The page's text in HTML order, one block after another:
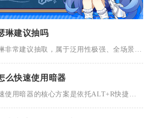
琳建议抽吗
非常建议抽取，属于泛用性极强、全场景适
么快速使用暗器
使用暗器的核心方案是依托ALT+R快捷键